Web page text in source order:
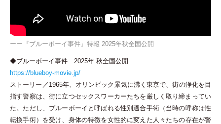
ーー『ブルーボーイ事件』特報 2025年秋全国公開
◆ブルーボーイ事件 2025年 秋全国公開
https://blueboy-movie.jp/
ストーリー／1965年、オリンピック景気に沸く東京で、街の浄化を目
指す警察は、街に立つセックスワーカーたちを厳しく取り締まってい
た。ただし、ブルーボーイと呼ばれる性別適合手術（ 当時の呼称は性
転換手術） を受け、身体の特徴を女性的に変えた人々たちの存在が警